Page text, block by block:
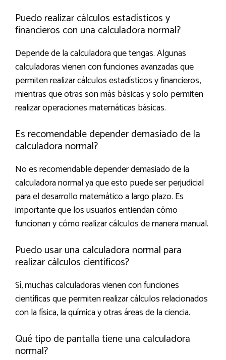
Puedo realizar cálculos estadísticos y
financieros con una calculadora normal?
Depende de la calculadora que tengas. Algunas
calculadoras vienen con funciones avanzadas que
permiten realizar cálculos estadísticos y financieros,
mientras que otras son más básicas y solo permiten
realizar operaciones matemáticas básicas.
Es recomendable depender demasiado de la
calculadora normal?
No es recomendable depender demasiado de la
calculadora normal ya que esto puede ser perjudicial
para el desarrollo matemático a largo plazo. Es
importante que los usuarios entiendan cómo
funcionan y cómo realizar cálculos de manera manual.
Puedo usar una calculadora normal para
realizar cálculos científicos?
Sí, muchas calculadoras vienen con funciones
científicas que permiten realizar cálculos relacionados
con la física, la química y otras áreas de la ciencia.
Qué tipo de pantalla tiene una calculadora
normal?